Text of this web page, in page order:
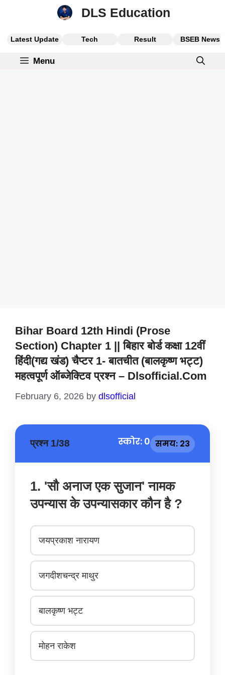
DLS Education
Latest Update Tech Result BSEB News
Menu
Bihar Board 12th Hindi (Prose
Section) Chapter 1 || बिहार बोर्ड कक्षा 12वीं
हिंदी(गद्य खंड) चैप्टर 1- बातचीत (बालकृष्ण भट्ट)
महत्वपूर्ण ऑब्जेक्टिव प्रश्न – Dlsofficial.com
February 6, 2026 by dlsofficial
प्रश्न 1/38 स्कोर: 0 समय: 23
1. 'सौ अनाज एक सुजान' नामक
उपन्यास के उपन्यासकार कौन है ?
जयप्रकाश नारायण
जगदीशचन्द्र माथुर
बालकृष्ण भट्ट
मोहन राकेश